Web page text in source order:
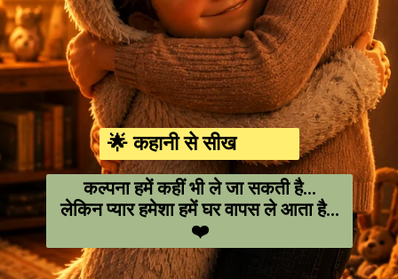
🌟 कहानी से सीख
कल्पना हमें कहीं भी ले जा सकती है…
लेकिन प्यार हमेशा हमें घर वापस ले आता है…
❤️